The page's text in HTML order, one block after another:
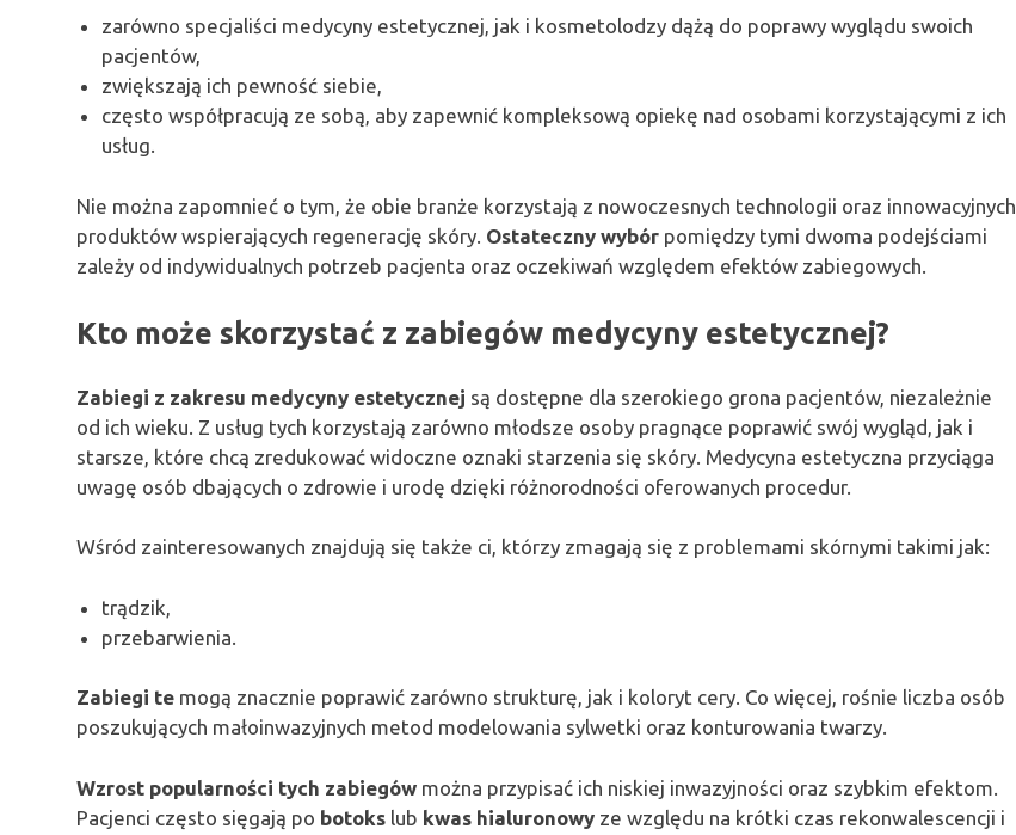
zarówno specjaliści medycyny estetycznej, jak i kosmetolodzy dążą do poprawy wyglądu swoich
pacjentów,
zwiększają ich pewność siebie,
często współpracują ze sobą, aby zapewnić kompleksową opiekę nad osobami korzystającymi z ich
usług.
Nie można zapomnieć o tym, że obie branże korzystają z nowoczesnych technologii oraz innowacyjnych
produktów wspierających regenerację skóry. Ostateczny wybór pomiędzy tymi dwoma podejściami
zależy od indywidualnych potrzeb pacjenta oraz oczekiwań względem efektów zabiegowych.
Kto może skorzystać z zabiegów medycyny estetycznej?
Zabiegi z zakresu medycyny estetycznej są dostępne dla szerokiego grona pacjentów, niezależnie
od ich wieku. Z usług tych korzystają zarówno młodsze osoby pragnące poprawić swój wygląd, jak i
starsze, które chcą zredukować widoczne oznaki starzenia się skóry. Medycyna estetyczna przyciąga
uwagę osób dbających o zdrowie i urodę dzięki różnorodności oferowanych procedur.
Wśród zainteresowanych znajdują się także ci, którzy zmagają się z problemami skórnymi takimi jak:
trądzik,
przebarwienia.
Zabiegi te mogą znacznie poprawić zarówno strukturę, jak i koloryt cery. Co więcej, rośnie liczba osób
poszukujących małoinwazyjnych metod modelowania sylwetki oraz konturowania twarzy.
Wzrost popularności tych zabiegów można przypisać ich niskiej inwazyjności oraz szybkim efektom.
Pacjenci często sięgają po botoks lub kwas hialuronowy ze względu na krótki czas rekonwalescencji i